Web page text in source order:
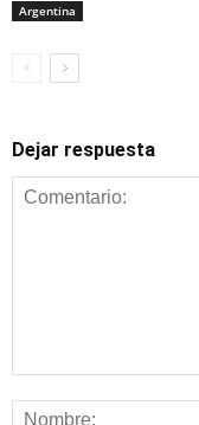
Argentina
Dejar respuesta